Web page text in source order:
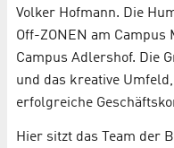
Volker Hofmann. Die
Off-ZONEN am Campus
Campus Adlershof. Die
und das kreative
erfolgreiche
Hier sitzt das Team der